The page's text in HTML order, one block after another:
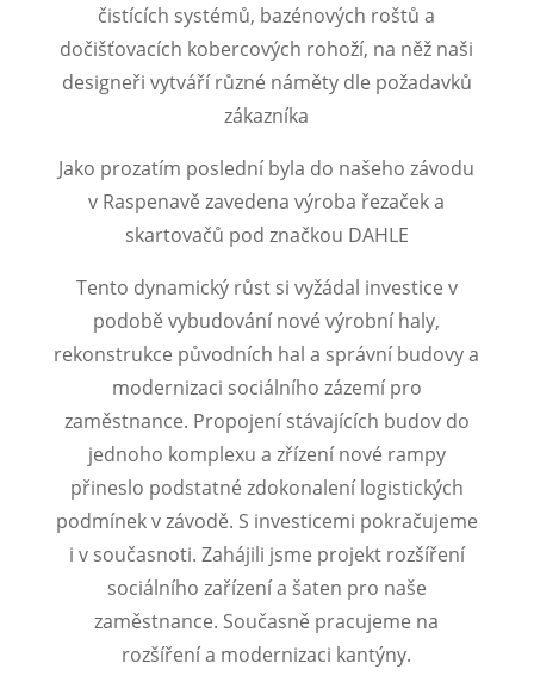
čistících systémů, bazénových roštů a
dočišťovacích kobercových rohoží, na něž naši
designeři vytváří různé náměty dle požadavků
zákazníka
Jako prozatím poslední byla do našeho závodu
v Raspenavě zavedena výroba řezaček a
skartovačů pod značkou DAHLE
Tento dynamický růst si vyžádal investice v
podobě vybudování nové výrobní haly,
rekonstrukce původních hal a správní budovy a
modernizaci sociálního zázemí pro
zaměstnance. Propojení stávajících budov do
jednoho komplexu a zřízení nové rampy
přineslo podstatné zdokonalení logistických
podmínek v závodě. S investicemi pokračujeme
i v současnoti. Zahájili jsme projekt rozšíření
sociálního zařízení a šaten pro naše
zaměstnance. Současně pracujeme na
rozšíření a modernizaci kantýny.